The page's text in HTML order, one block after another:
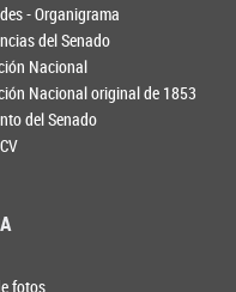
- Organigrama
del Senado
Nacional
Nacional original de 1853
del Senado
fotos